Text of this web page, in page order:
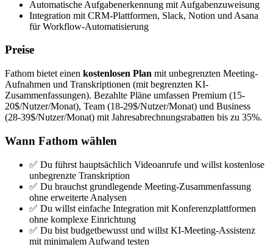
Automatische Aufgabenerkennung mit Aufgabenzuweisung
Integration mit CRM-Plattformen, Slack, Notion und Asana
für Workflow-Automatisierung
Preise
Fathom bietet einen kostenlosen Plan mit unbegrenzten Meeting-
Aufnahmen und Transkriptionen (mit begrenzten KI-
Zusammenfassungen). Bezahlte Pläne umfassen Premium (15-
20$/Nutzer/Monat), Team (18-29$/Nutzer/Monat) und Business
(28-39$/Nutzer/Monat) mit Jahresabrechnungsrabatten bis zu 35%.
Wann Fathom wählen
✅ Du führst hauptsächlich Videoanrufe und willst kostenlose
unbegrenzte Transkription
✅ Du brauchst grundlegende Meeting-Zusammenfassung
ohne erweiterte Analysen
✅ Du willst einfache Integration mit Konferenzplattformen
ohne komplexe Einrichtung
✅ Du bist budgetbewusst und willst KI-Meeting-Assistenz
mit minimalem Aufwand testen